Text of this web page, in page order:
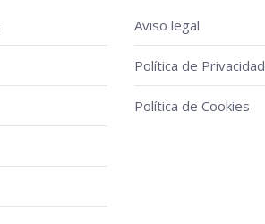
Aviso legal
Política de Privacidad
Política de Cookies